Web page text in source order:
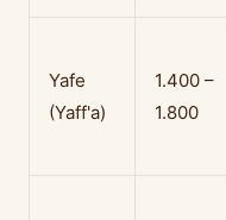
Yafe
(Yaff'a)
1.400 –
1.800